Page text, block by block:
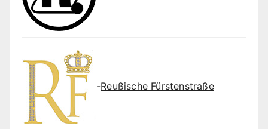
-Reußische Fürstenstraße